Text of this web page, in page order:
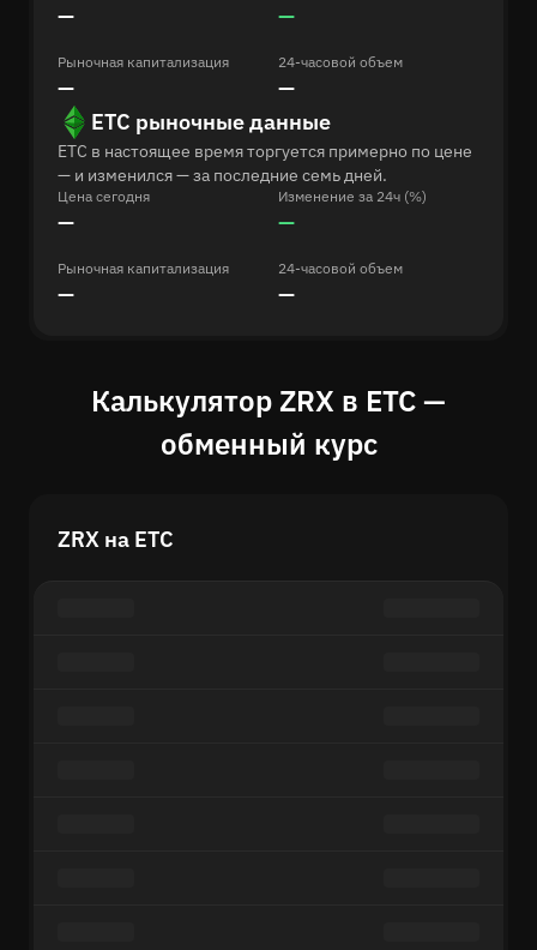
— —
Рыночная капитализация
—
24-часовой объем
—
ETC рыночные данные
ETC в настоящее время торгуется примерно по цене
— и изменился — за последние семь дней.
Цена сегодня
—
Изменение за 24ч (%)
—
Рыночная капитализация
—
24-часовой объем
—
Калькулятор ZRX в ETC —
обменный курс
ZRX на ETC